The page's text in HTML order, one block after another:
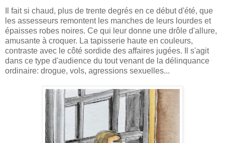
Il fait si chaud, plus de trente degrés en ce début d'été, que
les assesseurs remontent les manches de leurs lourdes et
épaisses robes noires. Ce qui leur donne une drôle d'allure,
amusante à croquer. La tapisserie haute en couleurs,
contraste avec le côté sordide des affaires jugées. Il s'agit
dans ce type d'audience du tout venant de la délinquance
ordinaire: drogue, vols, agressions sexuelles...